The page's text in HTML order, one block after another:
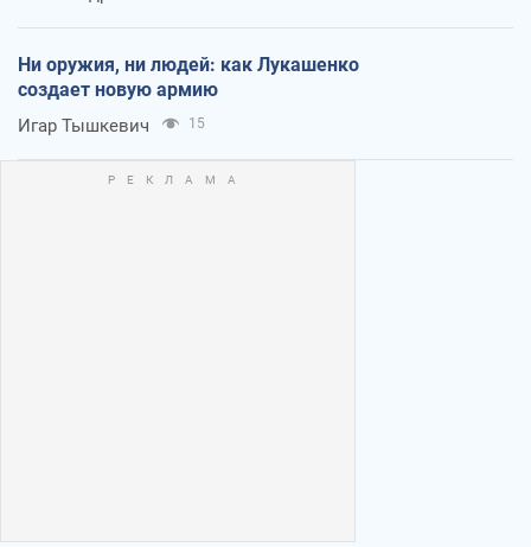
Ни оружия, ни людей: как Лукашенко
создает новую армию
Игар Тышкевич 15